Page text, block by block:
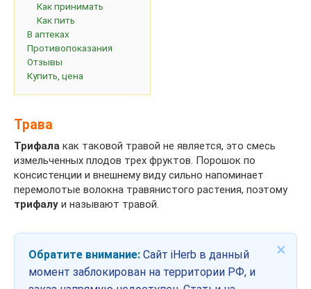
Как принимать
Как пить
В аптеках
Противопоказания
Отзывы
Купить, цена
Трава
Трифала как таковой травой не является, это смесь
измельченных плодов трех фруктов. Порошок по
консистенции и внешнему виду сильно напоминает
перемолотые волокна травянистого растения, поэтому
трифалу и называют травой.
×
Обратите внимание: Сайт iHerb в данный
момент заблокирован на территории РФ, и